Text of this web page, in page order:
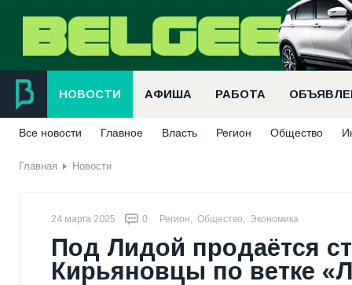
НОВОСТИ АФИША РАБОТА
Все новости Главное Власть Регион Общество
Главная Новости
24 марта 2025 0 Регион, Общество, Экономика
Под Лидой продаётся
Кирьяновцы по ветке